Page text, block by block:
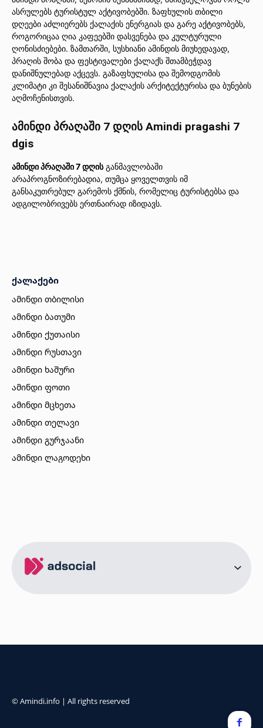
ასრულებს ტურისტულ აქტივობებში. ზაფხულის თბილი
დღეები აძლიერებს ქალაქის ენერგიას და გარე აქტივობებს,
როგორიცაა ღია კაფეებში დასვენება და კულტურული
ღონისძიებები. ზამთარში, სუსხიანი ამინდის მიუხედავად,
პრაღის შობა და ფესტივალები ქალაქს შთამბეჭდავ
დანიშნულებად აქცევს. გაზაფხულისა და შემოდგომის
კლიმატი კი შესანიშნავია ქალაქის არქიტექტურისა და ბუნების
აღმოჩენისთვის.
ამინდი პრაღაში 7 დღის Amindi pragashi 7
dgis
ამინდი პრაღაში 7 დღისგანმავლობაში
არაპროგნოზირებადია, თუმცა ყოველთვის იმ
განსაკუთრებულ გარემოს ქმნის, რომელიც ტურისტებსა და
ადგილობრივებს ერთნაირად იზიდავს.
ქალაქები
ამინდი თბილისი
ამინდი ბათუმი
ამინდი ქუთაისი
ამინდი რუსთავი
ამინდი ხაშური
ამინდი ფოთი
ამინდი მცხეთა
ამინდი თელავი
ამინდი გურჯაანი
ამინდი ლაგოდეხი
ამინდი ზუგდიდი
ამინდი გონიო
© Amindi.info | All rights reserved